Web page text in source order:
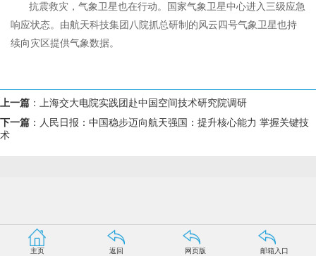
抗震救灾，气象卫星也在行动。国家气象卫星中心进入三级应急
响应状态。由航天科技集团八院抓总研制的风云四号气象卫星也持
续向灾区提供气象数据。
上一篇 ：
上海交大电院实践团赴中国空间技术研究院调研
下一篇 ： 人民日报：中国稳步迈向航天强国：提升核心能力 掌握关键技
术
主页 返回 网页版 邮箱入口